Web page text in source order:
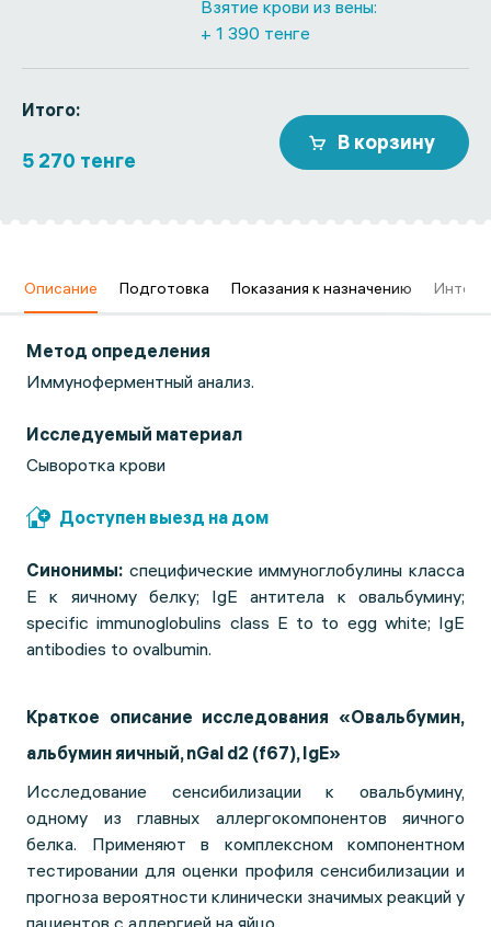
Взятие крови из вены:
+ 1 390 тенге
Итого:
5 270 тенге
В корзину
Описание Подготовка Показания к назначению
Метод определения
Иммуноферментный анализ.
Исследуемый материал
Сыворотка крови
Доступен выезд на дом
Синонимы: специфические иммуноглобулины класса
Е к яичному белку; IgE антитела к овальбумину;
specific immunoglobulins class E to to egg white; IgE
antibodies to ovalbumin.
Краткое описание исследования «Овальбумин,
альбумин яичный, nGal d2 (f67), IgE»
Исследование сенсибилизации к овальбумину,
одному из главных аллергокомпонентов яичного
белка. Применяют в комплексном компонентном
тестировании для оценки профиля сенсибилизации и
прогноза вероятности клинически значимых реакций у
пациентов с аллергией на яйцо.